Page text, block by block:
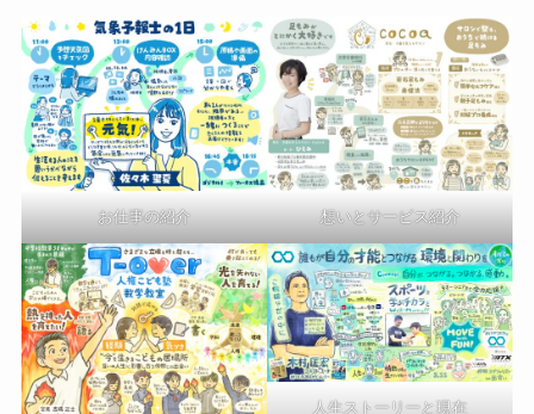
お仕事の紹介 想いとサービス紹介
人生ストーリーと現在